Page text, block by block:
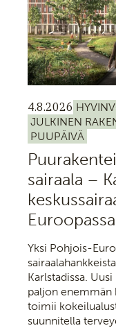
4.8.2026
JULKINEN
PUUPÄIVÄ
sairaala –
Euroopassa
Yksi Pohjois-
Karlstadissa.
paljon enemmän
toimii
suunnitella